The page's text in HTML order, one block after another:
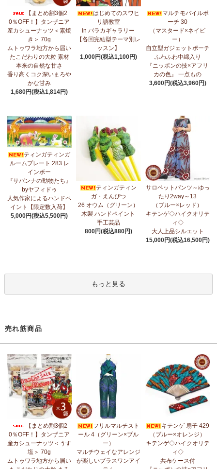
フリルマルチストール新入荷！ ～腰や首に巻いてアレンジ
無限大！
7/10： ティンガティンガ・アート～マサイの作品 新入荷！
7/10：ティンガティンガ・アート～Sサイズの作品 新入荷！作家
名ごとに2つのカテゴリーでご紹介します
→ 作家名 A―L
7/7：カンガ2026新柄 タンザニアより完全限定入荷！
7/3：【まとめ割SALE！】3個で10％OFF！タンザニア産カシュー
ナッツ＜素焼き＞＜うす塩＞～こだわりの大粒 香り高くコク深い
まろやかな甘み～
6/30： マルチモバイルポーチ新入荷！『ニッポンの技×アフリカ
の色』
6/30：ティンガティンガ・アート～Sサイズの作品 新入荷！作家
名ごとに2つのカテゴリーでご紹介します
→ 作家名 A―L
→ 作家名 M―Z
アフリカスクワランオイル～100％天然由来成分、無添加～
ウエルネス アロマ カテゴリーに新入荷！
ハイクオリティ◇で仕立てた新作登場！『ニッポンの技×アフリカ
の色』
5/14： アフリカンピアス
荷！～天然素材 環境配慮したエシカル製品～
5/14：アフリカンネックレス
アフリカンアクセサリーコーナー新
入荷！～天然素材 環境配慮したエシカル製品～
5/4：ノーカラーボレロジャケット新入荷！～キテンゲ◇ハイクオ
リティ◇で仕立てた新作登場！『ニッポンの技×アフリカの色』
5/4：キコイ アフリカの布ページに新入荷！
綿織布
5/1：ティンガティンガ・アート～ズベリの作品コーナー新入荷！
私たちバラカは、ズベリが遺してくださった作品を、これからも
大切に紹介してまいります。
【まとめ割3個2
0％OFF！】タンザニア
産カシューナッツ＜素焼
き＞ 70g
ムトゥワラ地方から届い
たこだわりの大粒 素材
本来の自然な甘さ
香り高くコク深いまろや
かな甘み
1,680円(税込1,814円)
はじめてのスワヒ
リ語教室
in バラカギャラリー
【各回完結型テーマ別レ
ッスン】
1,000円(税込1,100円)
マルチモバイルポ
ーチ 30
（マスタード×ネイビ
ー）
自立型ガジェットポーチ
ふわふわ中綿入り
『ニッポンの技×アフリ
カの色』 一点もの
3,600円(税込3,960円)
ティンガティンガ
ルームプレート 283 レ
インボー
『サバンナの動物たち』
byヤフィドゥ
人気作家によるハンドペ
イント【限定数入荷】
5,000円(税込5,500円)
ティンガティン
ガ・えんぴつ
26 オウム（グリーン）
木製 ハンドペイント
手工芸品
800円(税込880円)
サロペットパンツ～ゆっ
たり2way～13
（ブルー×レッド）
キテンゲ◇ハイクオリテ
ィ◇
大人上品シルエット
15,000円(税込16,500円)
もっと見る
売れ筋商品
【まとめ割3個2
0％OFF！】タンザニア
産カシューナッツ＜うす
塩＞ 70g
ムトゥワラ地方から届い
フリルマルチスト
ール 4（グリーン×ブル
ー）
マルチウェイなアレンジ
が楽しいプラスワンアイ
キテンゲ 扇子 429
（ブルー×オレンジ）
キテンゲ◇ハイクオリテ
ィ◇
共布ケース付